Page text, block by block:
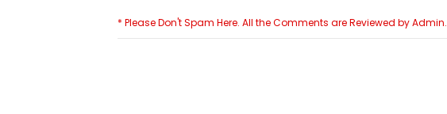
* Please Don't Spam Here. All the Comments are Reviewed by Admin.